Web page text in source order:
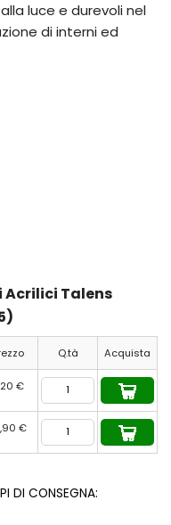
luce e durevoli nel
di interni ed
Acrilici Talens
Q.tà Acquista
€
€
DI CONSEGNA: